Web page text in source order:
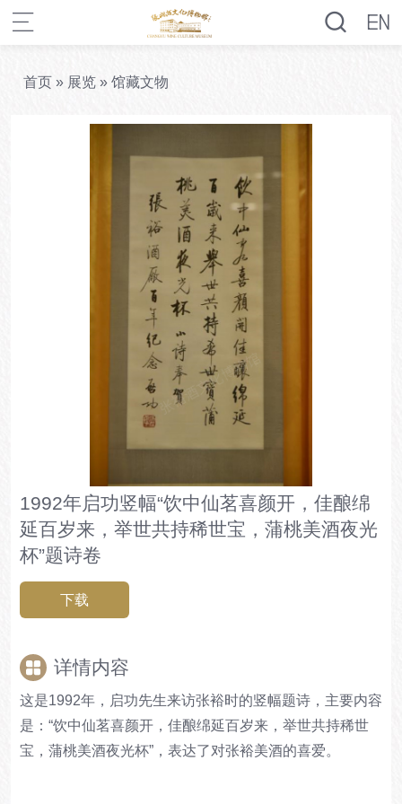
首页 » 展览 » 馆藏文物
1992年启功竖幅“饮中仙茗喜颜开，佳酿绵
延百岁来，举世共持稀世宝，蒲桃美酒夜光
杯”题诗卷
下载
详情内容
这是1992年，启功先生来访张裕时的竖幅题诗，主要内容
是：“饮中仙茗喜颜开，佳酿绵延百岁来，举世共持稀世
宝，蒲桃美酒夜光杯”，表达了对张裕美酒的喜爱。